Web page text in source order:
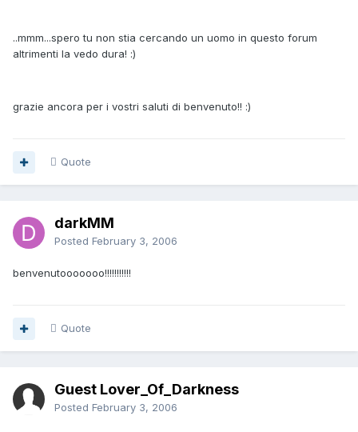
..mmm...spero tu non stia cercando un uomo in questo forum
altrimenti la vedo dura! :)
grazie ancora per i vostri saluti di benvenuto!! :)
Quote
darkMM
Posted February 3, 2006
benvenutooooooo!!!!!!!!!!!
Quote
Guest Lover_Of_Darkness
Posted February 3, 2006